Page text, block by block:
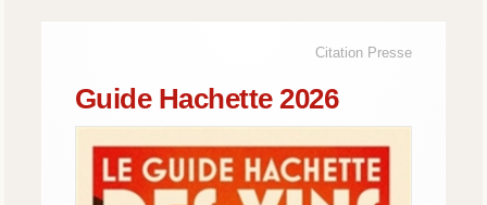
Citation Presse
Guide Hachette 2026